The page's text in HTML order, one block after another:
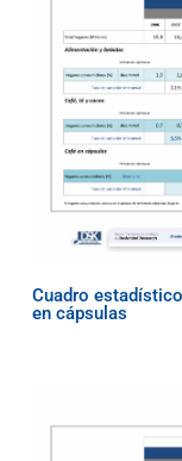
Cuadro
en cápsulas